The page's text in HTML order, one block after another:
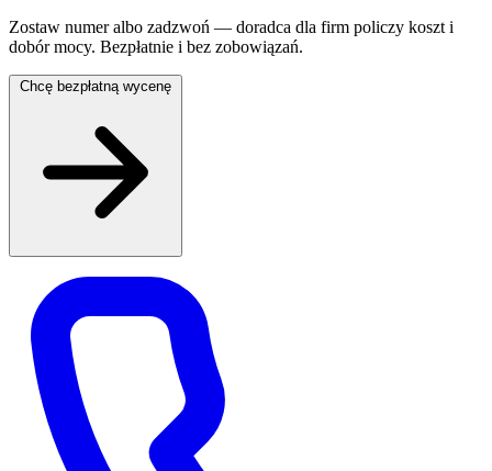
Zostaw numer albo zadzwoń — doradca dla firm policzy koszt i
dobór mocy. Bezpłatnie i bez zobowiązań.
Chcę bezpłatną wycenę